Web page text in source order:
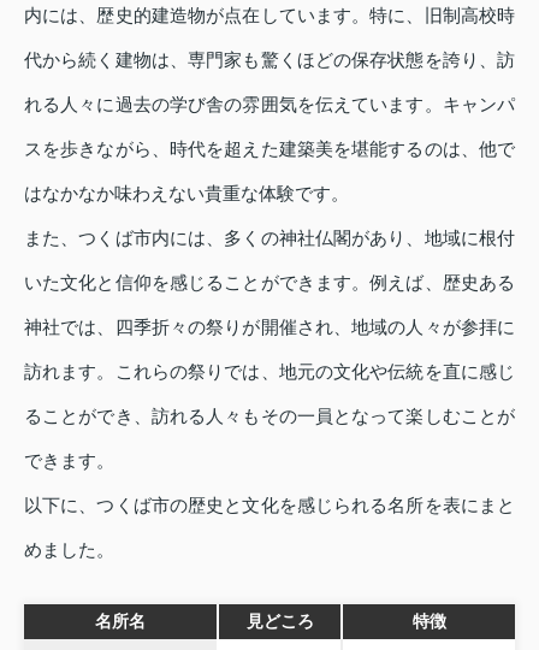
内には、歴史的建造物が点在しています。特に、旧制高校時
代から続く建物は、専門家も驚くほどの保存状態を誇り、訪
れる人々に過去の学び舎の雰囲気を伝えています。キャンパ
スを歩きながら、時代を超えた建築美を堪能するのは、他で
はなかなか味わえない貴重な体験です。
また、つくば市内には、多くの神社仏閣があり、地域に根付
いた文化と信仰を感じることができます。例えば、歴史ある
神社では、四季折々の祭りが開催され、地域の人々が参拝に
訪れます。これらの祭りでは、地元の文化や伝統を直に感じ
ることができ、訪れる人々もその一員となって楽しむことが
できます。
以下に、つくば市の歴史と文化を感じられる名所を表にまと
めました。
名所名 見どころ 特徴